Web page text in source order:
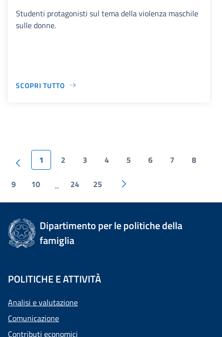
Studenti protagonisti sul tema della violenza maschile
sulle donne.
SCOPRI TUTTO
1 2 3 4 5 6 7 8
9 10 ... 24 25
Dipartimento per le politiche della
famiglia
POLITICHE E ATTIVITÀ
Analisi e valutazione
Comunicazione
Contributi economici